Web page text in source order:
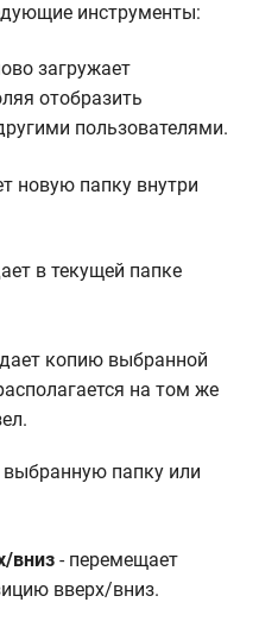
инструменты:
загружает
отобразить
пользователями.
новую папку внутри
в текущей папке
копию выбранной
на том же
выбранную папку или
вниз - перемещает
вверх/вниз.